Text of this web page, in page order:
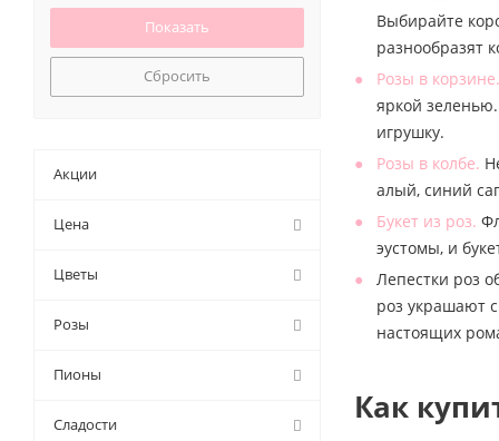
Выбирайте
разнообразят
Розы в корзине.
яркой
игрушку.
Розы в колбе.
алый, синий
Букет из роз.
эустомы, и
Лепестки роз
роз украшают
настоящих
Как
39 (10)
45 (16)
5 (
51 (
57 (
61 (
7 (
50 (0)
70 (
8,5 см (
80 см (
90 см (
Сбросить
Акции
Цена
Цветы
Розы
Пионы
Сладости